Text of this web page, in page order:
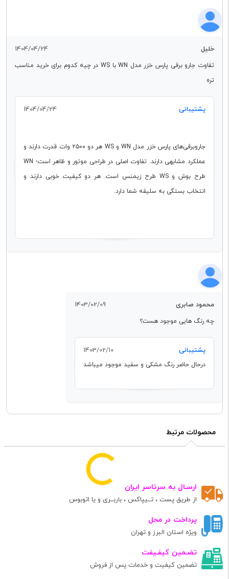
خلیل 1404/04/24
تفاوت جارو برقی پارس خزر مدل WN با WS در چیه کدوم برای خرید مناسب
تره
پشتیبانی 1404/04/24
جاروبرقی‌های پارس خزر مدل WN و WS هر دو ۲۵۰۰ وات قدرت دارند و
عملکرد مشابهی دارند. تفاوت اصلی در طراحی موتور و ظاهر است؛ WN
طرح بوش و WS طرح زیمنس است. هر دو کیفیت خوبی دارند و
انتخاب بستگی به سلیقه شما دارد.
محمود صابری 1403/02/09
چه رنگ هایی موجود هست؟
پشتیبانی 1403/02/10
درحال حاضر رنگ مشکی و سفید موجود میباشد
محصولات مرتبط
ارسـال به سرتاسر ایران
از طریق پست ، تــیپاکس ، باربــری و یا اتوبوس
پرداخت در محل
ویژه استان البرز و تهران
تضـمین کیفـیفت
تضمین کیفیت و خدمات پس از فروش